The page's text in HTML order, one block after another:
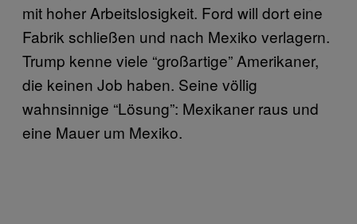
mit hoher Arbeitslosigkeit. Ford will dort eine
Fabrik schließen und nach Mexiko verlagern.
Trump kenne viele “großartige” Amerikaner,
die keinen Job haben. Seine völlig
wahnsinnige “Lösung”: Mexikaner raus und
eine Mauer um Mexiko.